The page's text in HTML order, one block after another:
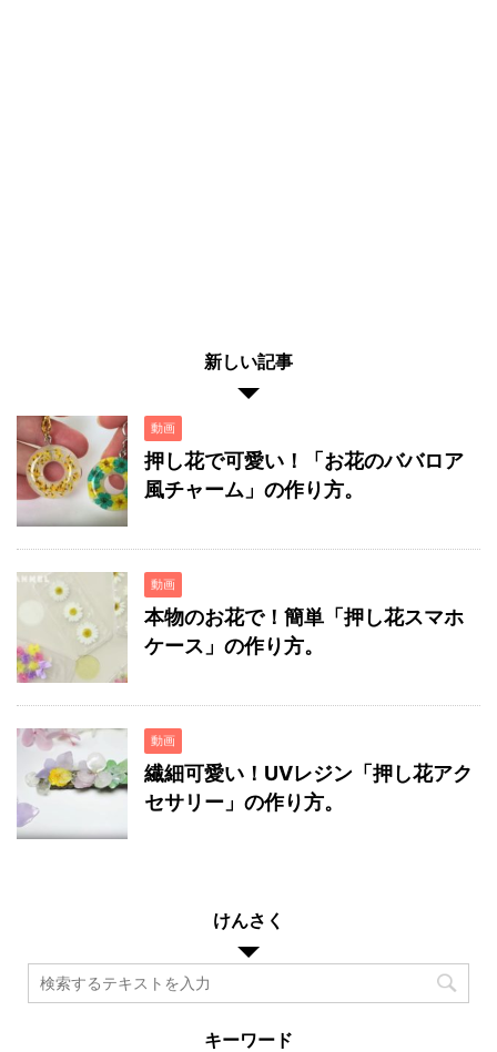
新しい記事
動画
押し花で可愛い！「お花のババロア
風チャーム」の作り方。
動画
本物のお花で！簡単「押し花スマホ
ケース」の作り方。
動画
繊細可愛い！UVレジン「押し花アク
セサリー」の作り方。
けんさく
キーワード